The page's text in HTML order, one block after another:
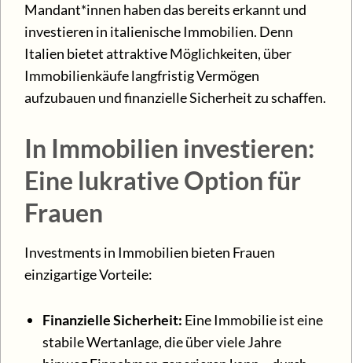
Mandant*innen haben das bereits erkannt und
investieren in italienische Immobilien. Denn
Italien bietet attraktive Möglichkeiten, über
Immobilienkäufe langfristig Vermögen
aufzubauen und finanzielle Sicherheit zu schaffen.
In Immobilien investieren:
Eine lukrative Option für
Frauen
Investments in Immobilien bieten Frauen
einzigartige Vorteile:
Finanzielle Sicherheit: Eine Immobilie ist eine
stabile Wertanlage, die über viele Jahre